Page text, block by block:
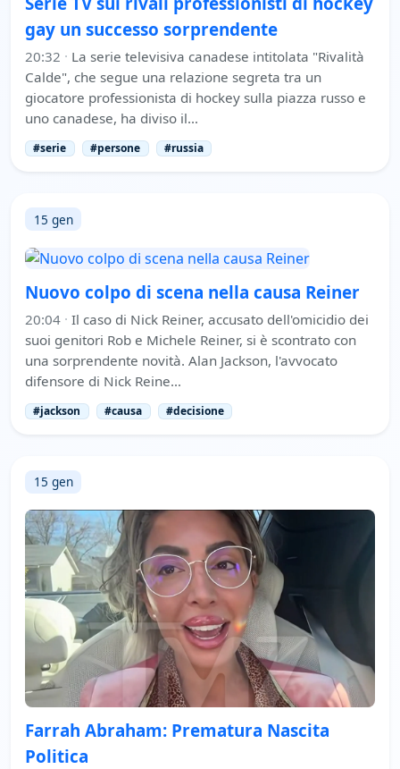
gay un successo sorprendente
20:32 · La serie televisiva canadese intitolata "Rivalità
Calde", che segue una relazione segreta tra un
giocatore professionista di hockey sulla piazza russo e
uno canadese, ha diviso il…
#serie #persone #russia
15 gen
Nuovo colpo di scena nella causa Reiner
20:04 · Il caso di Nick Reiner, accusato dell'omicidio dei
suoi genitori Rob e Michele Reiner, si è scontrato con
una sorprendente novità. Alan Jackson, l'avvocato
difensore di Nick Reine…
#jackson #causa #decisione
15 gen
Farrah Abraham: Prematura Nascita
Politica